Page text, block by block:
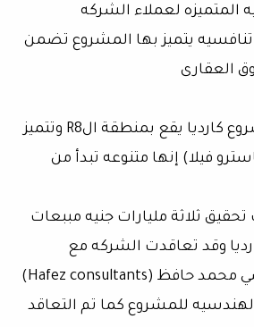
المتميزه لعملاء الشركه
تنافسيه يتميز بها المشروع تضمن
العقارى
وأضاف بديع: ان مشروع كارديا يقع بمنطقة الR8 وتتميز
فيلا) إنها متنوعه تبدأ من
ثلاثة مليارات جنيه مببعات
وقد تعاقدت الشركه مع
الإستشاري الهندسي محمد حافظ (Hafez consultants)
للمشروع كما تم التعاقد